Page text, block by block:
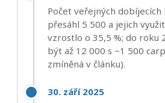
Počet veřejných dobíjecích
přesáhl 5 500 a jejich
vzrostlo o 35,5 %; do roku
být až 12 000 s ~1 500
zmíněná v článku).
30. září 2025